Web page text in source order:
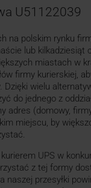
U51122039
na polskim rynku
lub kilkadziesiąt
miastach w
firmy kurierskiej,
Dzięki wielu
do jednego z
adres (domowy,
miejscu, by
UPS w
z tej formy
naszej przesyłki